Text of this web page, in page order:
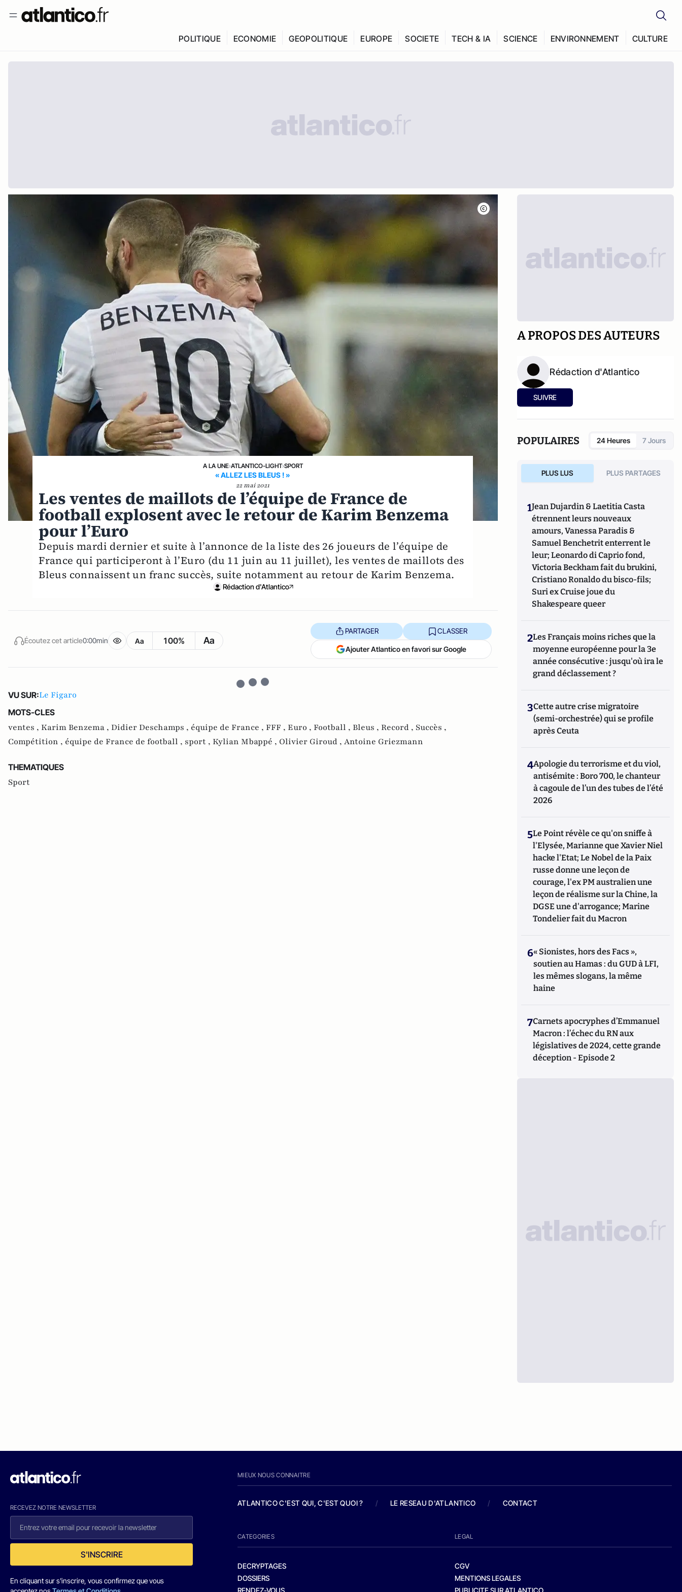
POLITIQUE ECONOMIE GEOPOLITIQUE EUROPE SOCIETE TECH & IA SCIENCE ENVIRONNEMENT CULTURE
A LA UNE›ATLANTICO-LIGHT›SPORT
« ALLEZ LES BLEUS ! »
22 mai 2021
Les ventes de maillots de l’équipe de France de
football explosent avec le retour de Karim Benzema
pour l’Euro
Depuis mardi dernier et suite à l’annonce de la liste des 26 joueurs de l’équipe de
France qui participeront à l’Euro (du 11 juin au 11 juillet), les ventes de maillots des
Bleus connaissent un franc succès, suite notamment au retour de Karim Benzema.
Rédaction d'Atlantico
Écoutez cet article0:00min Aa 100% Aa
PARTAGER CLASSER
Ajouter Atlantico en favori sur Google
VU SUR:Le Figaro
MOTS-CLES
ventes , Karim Benzema , Didier Deschamps , équipe de France , FFF , Euro , Football , Bleus , Record , Succès ,
Compétition , équipe de France de football , sport , Kylian Mbappé , Olivier Giroud , Antoine Griezmann
THEMATIQUES
Sport
A PROPOS DES AUTEURS
Rédaction d'Atlantico
SUIVRE
POPULAIRES 24 Heures 7 Jours
PLUS LUS PLUS PARTAGES
1Jean Dujardin & Laetitia Casta
étrennent leurs nouveaux
amours, Vanessa Paradis &
Samuel Benchetrit enterrent le
leur; Leonardo di Caprio fond,
Victoria Beckham fait du brukini,
Cristiano Ronaldo du bisco-fils;
Suri ex Cruise joue du
Shakespeare queer
2Les Français moins riches que la
moyenne européenne pour la 3e
année consécutive : jusqu'où ira le
grand déclassement ?
3Cette autre crise migratoire
(semi-orchestrée) qui se profile
après Ceuta
4Apologie du terrorisme et du viol,
antisémite : Boro 700, le chanteur
à cagoule de l’un des tubes de l’été
2026
5Le Point révèle ce qu'on sniffe à
l'Elysée, Marianne que Xavier Niel
hacke l'Etat; Le Nobel de la Paix
russe donne une leçon de
courage, l'ex PM australien une
leçon de réalisme sur la Chine, la
DGSE une d'arrogance; Marine
Tondelier fait du Macron
6« Sionistes, hors des Facs »,
soutien au Hamas : du GUD à LFI,
les mêmes slogans, la même
haine
7Carnets apocryphes d’Emmanuel
Macron : l’échec du RN aux
législatives de 2024, cette grande
déception - Episode 2
RECEVEZ NOTRE NEWSLETTER
S'INSCRIRE
En cliquant sur s'inscrire, vous confirmez que vous
MIEUX NOUS CONNAITRE
ATLANTICO C'EST QUI, C'EST QUOI ? / LE RESEAU D'ATLANTICO / CONTACT
CATEGORIES
DECRYPTAGES
DOSSIERS
RENDEZ-VOUS
LEGAL
CGV
MENTIONS LEGALES
PUBLICITE SUR ATLANTICO